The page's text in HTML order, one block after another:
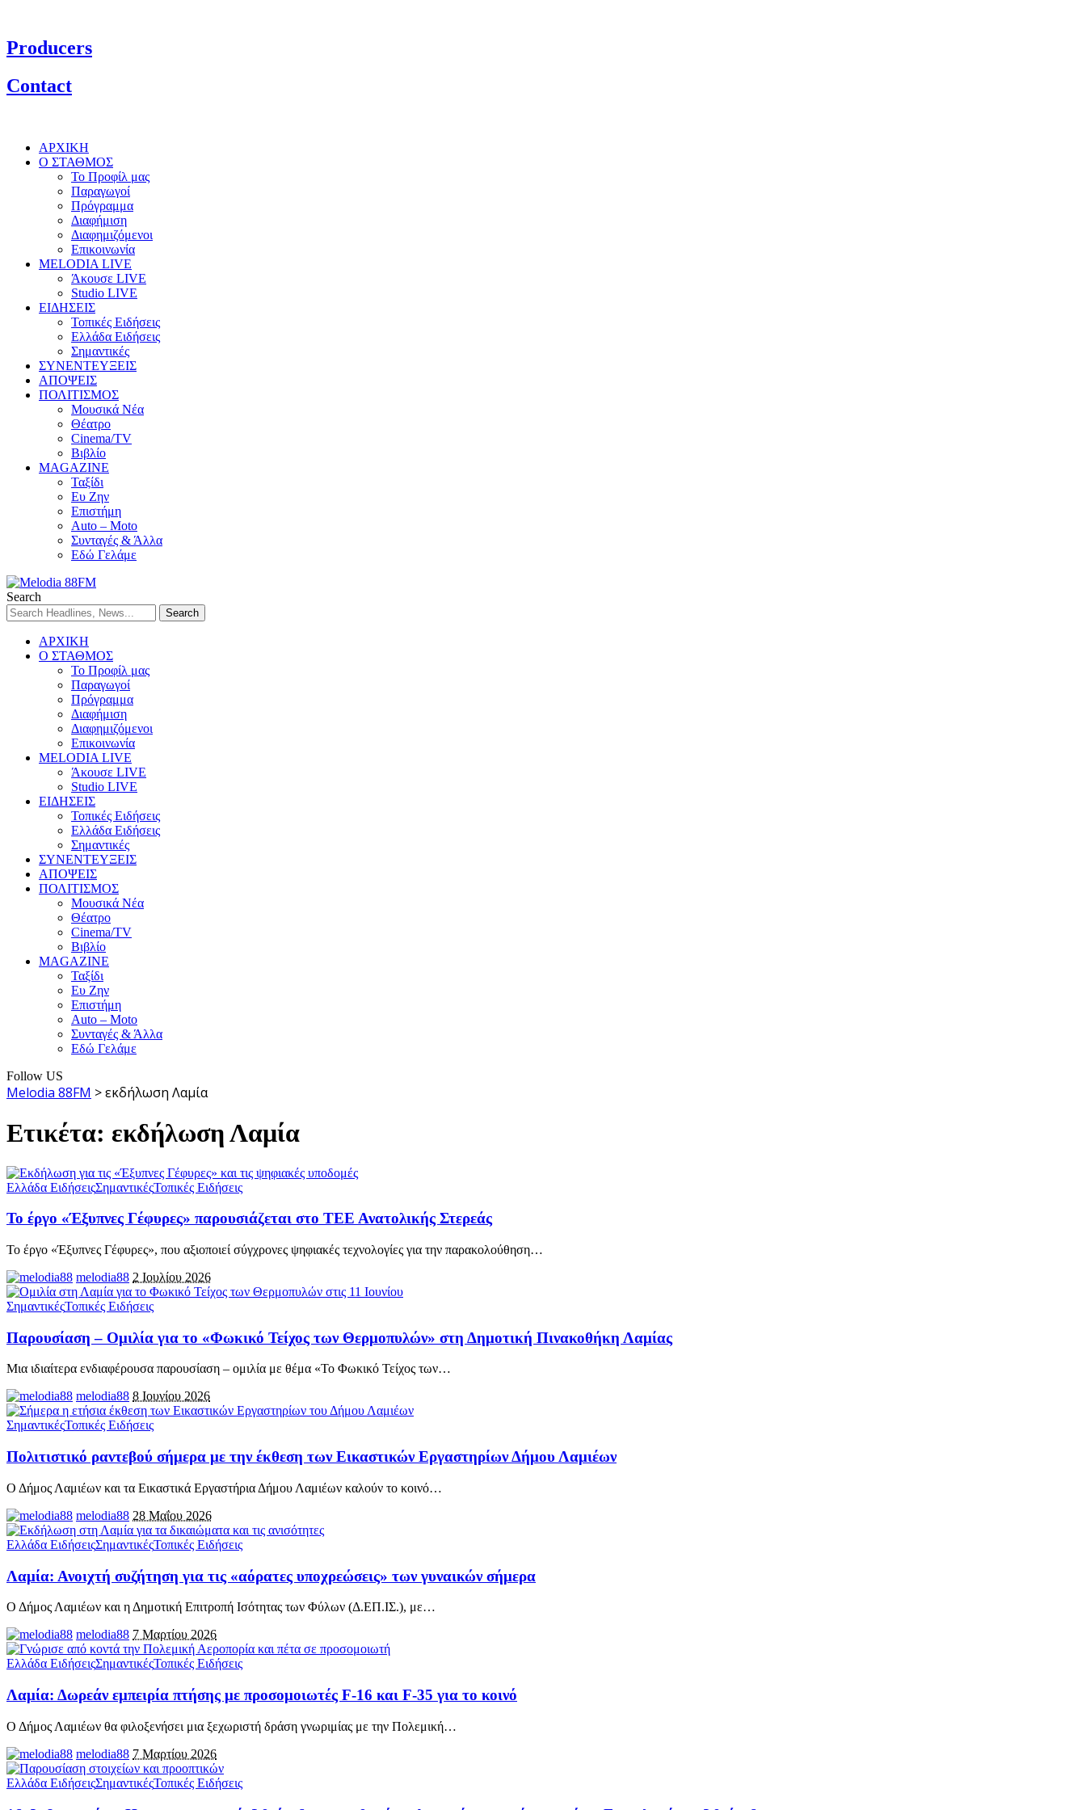
Producers
Contact
ΑΡΧΙΚΗ
Ο ΣΤΑΘΜΟΣ
Το Προφίλ μας
Παραγωγοί
Πρόγραμμα
Διαφήμιση
Διαφημιζόμενοι
Επικοινωνία
MELODIA LIVE
Άκουσε LIVE
Studio LIVE
ΕΙΔΗΣΕΙΣ
Τοπικές Ειδήσεις
Ελλάδα Ειδήσεις
Σημαντικές
ΣΥΝΕΝΤΕΥΞΕΙΣ
ΑΠΟΨΕΙΣ
ΠΟΛΙΤΙΣΜΟΣ
Μουσικά Νέα
Θέατρο
Cinema/TV
Βιβλίο
MAGAZINE
Ταξίδι
Ευ Ζην
Επιστήμη
Auto – Moto
Συνταγές & Άλλα
Εδώ Γελάμε
Search
ΑΡΧΙΚΗ
Ο ΣΤΑΘΜΟΣ
Το Προφίλ μας
Παραγωγοί
Πρόγραμμα
Διαφήμιση
Διαφημιζόμενοι
Επικοινωνία
MELODIA LIVE
Άκουσε LIVE
Studio LIVE
ΕΙΔΗΣΕΙΣ
Τοπικές Ειδήσεις
Ελλάδα Ειδήσεις
Σημαντικές
ΣΥΝΕΝΤΕΥΞΕΙΣ
ΑΠΟΨΕΙΣ
ΠΟΛΙΤΙΣΜΟΣ
Μουσικά Νέα
Θέατρο
Cinema/TV
Βιβλίο
MAGAZINE
Ταξίδι
Ευ Ζην
Επιστήμη
Auto – Moto
Συνταγές & Άλλα
Εδώ Γελάμε
Follow US
Melodia 88FM >εκδήλωση Λαμία
Ετικέτα: εκδήλωση Λαμία
Ελλάδα ΕιδήσειςΣημαντικέςΤοπικές Ειδήσεις
Το έργο «Έξυπνες Γέφυρες» παρουσιάζεται στο ΤΕΕ Ανατολικής Στερεάς
Το έργο «Έξυπνες Γέφυρες», που αξιοποιεί σύγχρονες ψηφιακές τεχνολογίες για την παρακολούθηση…
melodia88 2 Ιουλίου 2026
ΣημαντικέςΤοπικές Ειδήσεις
Παρουσίαση – Ομιλία για το «Φωκικό Τείχος των Θερμοπυλών» στη Δημοτική Πινακοθήκη Λαμίας
Μια ιδιαίτερα ενδιαφέρουσα παρουσίαση – ομιλία με θέμα «Το Φωκικό Τείχος των…
melodia88 8 Ιουνίου 2026
ΣημαντικέςΤοπικές Ειδήσεις
Πολιτιστικό ραντεβού σήμερα με την έκθεση των Εικαστικών Εργαστηρίων Δήμου Λαμιέων
Ο Δήμος Λαμιέων και τα Εικαστικά Εργαστήρια Δήμου Λαμιέων καλούν το κοινό…
melodia88 28 Μαΐου 2026
Ελλάδα ΕιδήσειςΣημαντικέςΤοπικές Ειδήσεις
Λαμία: Ανοιχτή συζήτηση για τις «αόρατες υποχρεώσεις» των γυναικών σήμερα
Ο Δήμος Λαμιέων και η Δημοτική Επιτροπή Ισότητας των Φύλων (Δ.ΕΠ.ΙΣ.), με…
melodia88 7 Μαρτίου 2026
Ελλάδα ΕιδήσειςΣημαντικέςΤοπικές Ειδήσεις
Λαμία: Δωρεάν εμπειρία πτήσης με προσομοιωτές F-16 και F-35 για το κοινό
Ο Δήμος Λαμιέων θα φιλοξενήσει μια ξεχωριστή δράση γνωριμίας με την Πολεμική…
melodia88 7 Μαρτίου 2026
Ελλάδα ΕιδήσειςΣημαντικέςΤοπικές Ειδήσεις